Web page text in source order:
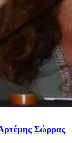
Σώρρας